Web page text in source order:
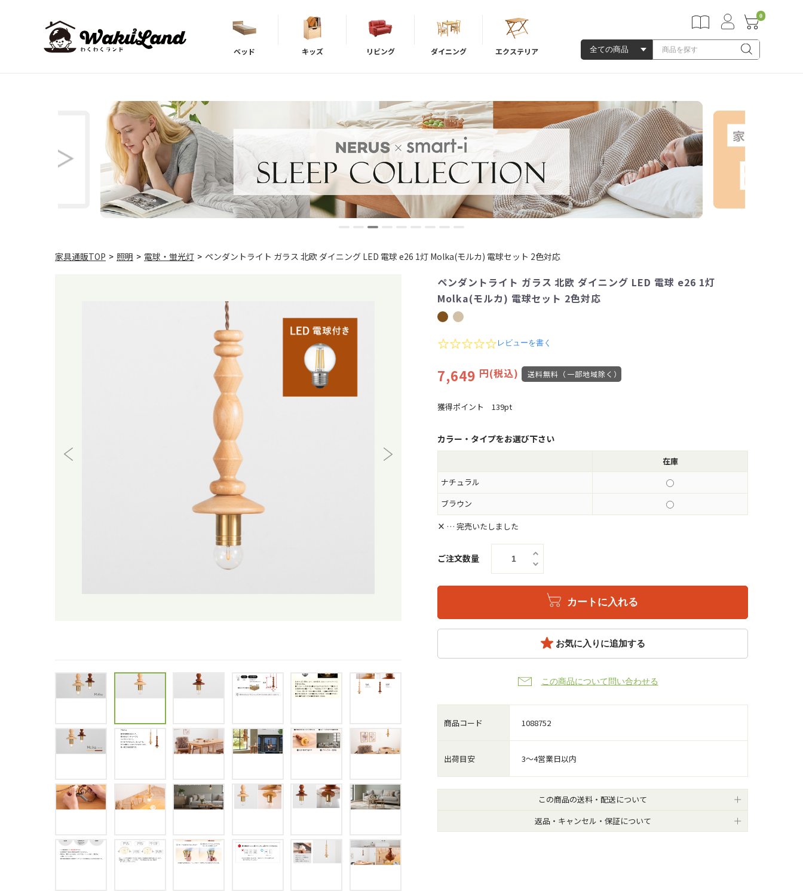
ベッド キッズ リビング ダイニング エクステリア
0
家具通販TOP > 照明 > 電球・蛍光灯 > ペンダントライト ガラス 北欧 ダイニング LED 電球 e26 1灯 Molka(モルカ) 電球セット 2色対応
ペンダントライト ガラス 北欧 ダイニング LED 電球 e26 1灯
Molka(モルカ) 電球セット 2色対応
0
s
t
r
r
t
i
n
レビューを書く
7,649 円(税込) 送料無料（一部地域除く）
獲得ポイント 139pt
カラー・タイプをお選び下さい
在庫
ナチュラル
ブラウン
× … 完売いたしました
ご注文数量
カートに入れる
お気に入りに追加する
この商品について問い合わせる
商品コード 1088752
出荷目安 3～4営業日以内
この商品の送料・配送について
返品・キャンセル・保証について